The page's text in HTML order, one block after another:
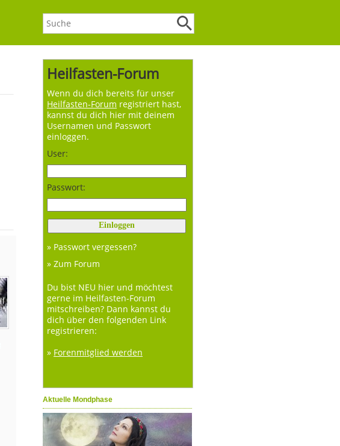
Heilfasten-Forum
Wenn du dich bereits für unser
Heilfasten-Forum registriert hast,
kannst du dich hier mit deinem
Usernamen und Passwort
einloggen.
User:
Passwort:
» Passwort vergessen?
» Zum Forum
Du bist NEU hier und möchtest
gerne im Heilfasten-Forum
mitschreiben? Dann kannst du
dich über den folgenden Link
registrieren:
» Forenmitglied werden
Aktuelle Mondphase